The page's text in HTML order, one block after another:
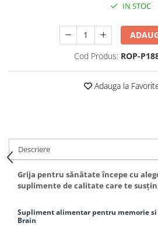
IN STOC
Cod Produs: ROP-
Adauga la
Descriere
Grija pentru sănătate începe cu
suplimente de calitate care te susțin
Supliment alimentar pentru memorie si
Brain